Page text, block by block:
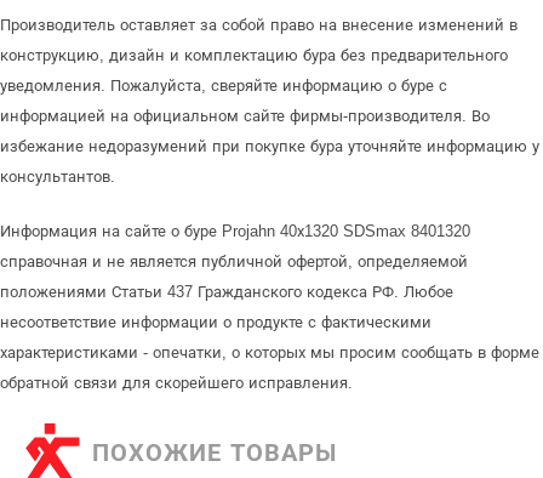
Производитель оставляет за собой право на внесение изменений в
конструкцию, дизайн и комплектацию бура без предварительного
уведомления. Пожалуйста, сверяйте информацию о буре с
информацией на официальном сайте фирмы-производителя. Во
избежание недоразумений при покупке бура уточняйте информацию у
консультантов.
Информация на сайте о буре Projahn 40х1320 SDSmax 8401320
справочная и не является публичной офертой, определяемой
положениями Статьи 437 Гражданского кодекса РФ. Любое
несоответствие информации о продукте с фактическими
характеристиками - опечатки, о которых мы просим сообщать в форме
обратной связи для скорейшего исправления.
ПОХОЖИЕ ТОВАРЫ